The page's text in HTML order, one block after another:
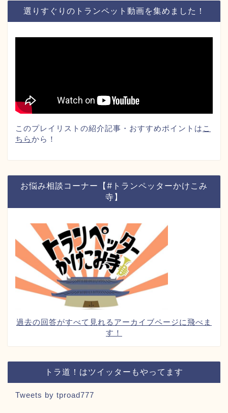
選りすぐりのトランペット動画を集めました！
このプレイリストの紹介記事・おすすめポイントは こ
ちらから！
お悩み相談コーナー【#トランペッターかけこみ
寺】
過去の回答がすべて見れるアーカイブページに飛べま
す！
トラ道！はツイッターもやってます
Tweets by tproad777